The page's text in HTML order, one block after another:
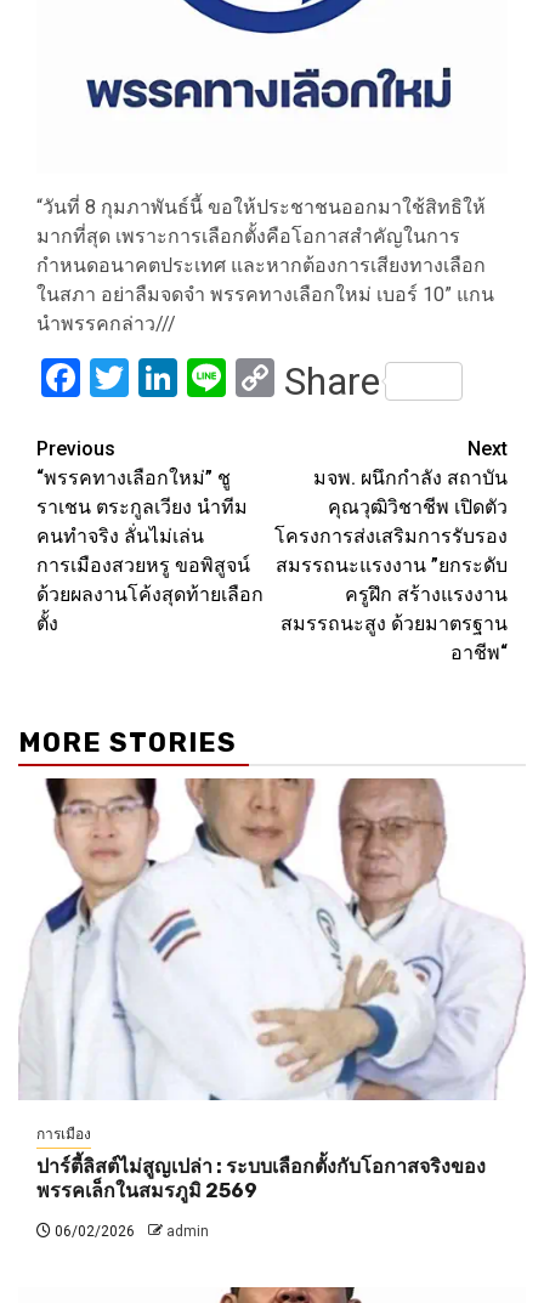
“วันที่ 8 กุมภาพันธ์นี้ ขอให้ประชาชนออกมาใช้สิทธิให้
มากที่สุด เพราะการเลือกตั้งคือโอกาสสำคัญในการ
กำหนดอนาคตประเทศ และหากต้องการเสียงทางเลือก
ในสภา อย่าลืมจดจำ พรรคทางเลือกใหม่ เบอร์ 10” แกน
นำพรรคกล่าว///
Facebook
Twitter
LinkedIn
LineCopy
Share
Post
navigation
Previous
“พรรคทางเลือกใหม่” ชู
ราเชน ตระกูลเวียง นำทีม
คนทำจริง ลั่นไม่เล่น
การเมืองสวยหรู ขอพิสูจน์
ด้วยผลงานโค้งสุดท้ายเลือก
ตั้ง
Next
มจพ. ผนึกกำลัง สถาบัน
คุณวุฒิวิชาชีพ เปิดตัว
โครงการส่งเสริมการรับรอง
สมรรถนะแรงงาน ”ยกระดับ
ครูฝึก สร้างแรงงาน
สมรรถนะสูง ด้วยมาตรฐาน
อาชีพ“
MORE STORIES
การเมือง
ปาร์ตี้ลิสต์ไม่สูญเปล่า : ระบบเลือกตั้งกับโอกาสจริงของ
พรรคเล็กในสมรภูมิ 2569
06/02/2026 admin